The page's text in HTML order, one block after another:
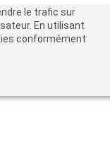
le trafic sur
En utilisant
conformément